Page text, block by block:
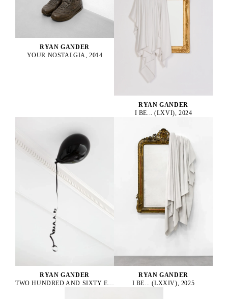
RYAN GANDER
YOUR NOSTALGIA, 2014
RYAN GANDER
I BE... (LXVI), 2024
RYAN GANDER
TWO HUNDRED AND SIXTY EIGHT DEGREES BELOW EVERY KIND OF ZERO, 2014
RYAN GANDER
I BE... (LXXIV), 2025